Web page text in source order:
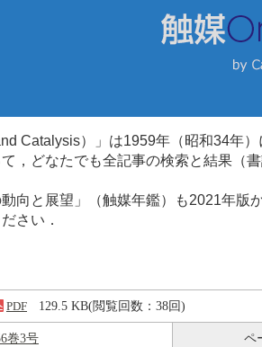
Catalysis）」は1959年（昭和34年
，どなたでも全記事の検索と結果（
向と展望」（触媒年鑑）も2021年
さい．
PDF 129.5 KB(閲覧回数：38回)
巻3号 ペ